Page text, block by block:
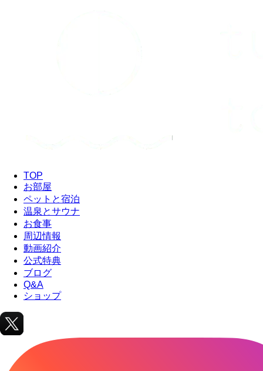
TOP
お部屋
ペットと宿泊
温泉とサウナ
お食事
周辺情報
動画紹介
公式特典
ブログ
Q&A
ショップ